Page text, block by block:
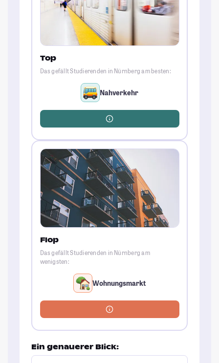
Top
Das gefällt Studierenden in Nürnberg am besten:
Nahverkehr
Flop
Das gefällt Studierenden in Nürnberg am
wenigsten:
Wohnungsmarkt
Ein genauerer Blick: